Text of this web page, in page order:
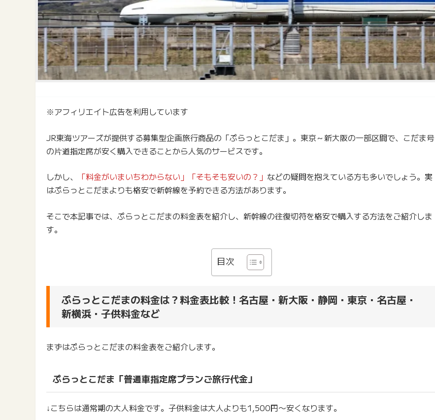
※アフィリエイト広告を利用しています
JR東海ツアーズが提供する募集型企画旅行商品の「ぷらっとこだま」。東京～新大阪の一部区間で、こだま号
の片道指定席が安く購入できることから人気のサービスです。
しかし、 「料金がいまいちわからない」「そもそも安いの？」 などの疑問を抱えている方も多いでしょう。実
はぷらっとこだまよりも格安で新幹線を予約できる方法があります。
そこで本記事では、ぷらっとこだまの料金表を紹介し、新幹線の往復切符を格安で購入する方法をご紹介しま
す。
目次
ぷらっとこだまの料金は？料金表比較！名古屋・新大阪・静岡・東京・名古屋・
新横浜・子供料金など
まずはぷらっとこだまの料金表をご紹介します。
ぷらっとこだま「普通車指定席プランご旅行代金」
↓こちらは通常期の大人料金です。子供料金は大人よりも1,500円〜安くなります。